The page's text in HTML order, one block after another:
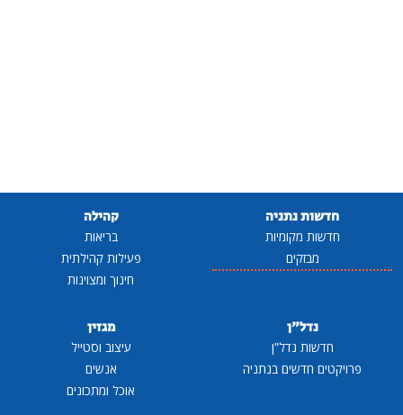
חדשות נתניה
חדשות מקומיות
מבזקים
קהילה
בריאות
פעילות קהילתית
חינוך ומצוינות
נדל"ן
חדשות נדל"ן
פרויקטים חדשים בנתניה
מגזין
עיצוב וסטייל
אנשים
אוכל ומתכונים